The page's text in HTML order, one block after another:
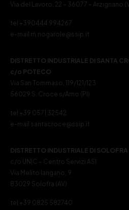
Via del Lavoro, 22 – 36077 – Arzignano
tel +390444 994267
e-mail m.nogarole@ssip.it
DISTRETTO INDUSTRIALE DI SANTA
c/o POTECO
Via San Tommaso, 119/121/123
56029 S. Croce s/Arno (PI)
tel +39 0571 32542
e-mail santacroce@ssip.it
DISTRETTO INDUSTRIALE DI SOLOFRA
c/o UNIC – Centro Servizi ASI
Via Melito Iangano, 9
83029 Solofra (AV)
tel +39 0825 582740